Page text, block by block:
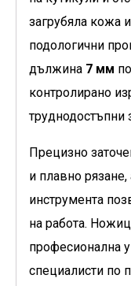
загрубяла кожа
подологични
дължина 7 мм
контролирано
труднодостъпни
Прецизно
и плавно
инструмента
на работа.
професионална
специалисти по